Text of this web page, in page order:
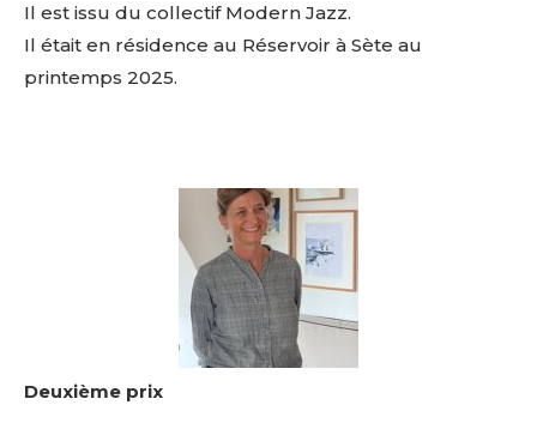
Il est issu du collectif Modern Jazz.
Il était en résidence au Réservoir à Sète au
printemps 2025.
Deuxième prix